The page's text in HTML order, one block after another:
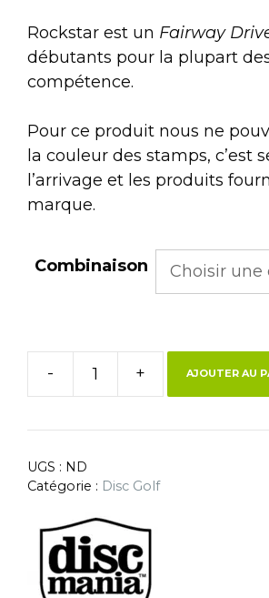
Rockstar est un Fairway
débutants pour la plupart
compétence.
Pour ce produit nous ne
la couleur des stamps, c’est
l’arrivage et les produits
marque.
Combinaison
- + AJOUTER AU
UGS : ND
Catégorie : Disc Golf